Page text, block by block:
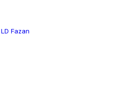
LD Fazan